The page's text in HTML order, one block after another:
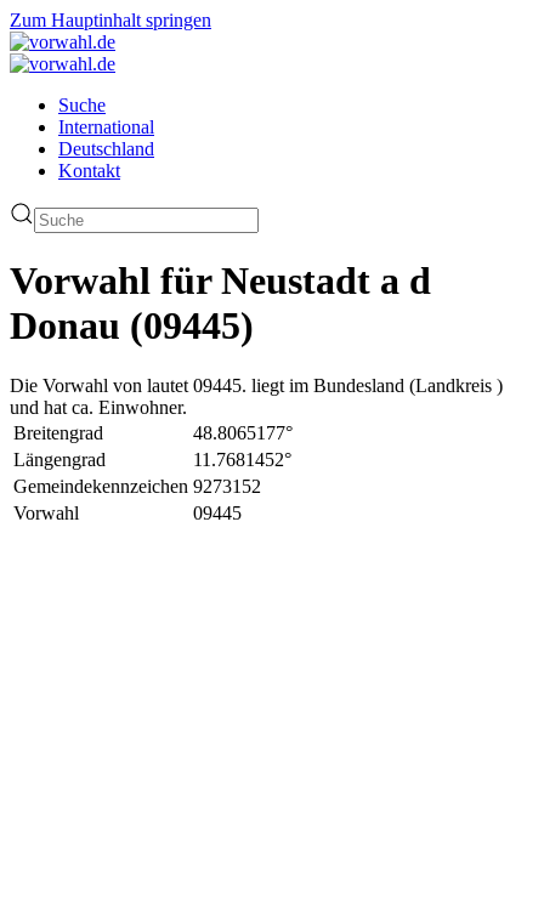
Zum Hauptinhalt springen
Suche
International
Deutschland
Kontakt
Vorwahl für Neustadt a d
Donau (09445)
Die Vorwahl von lautet 09445. liegt im Bundesland (Landkreis )
und hat ca. Einwohner.
Breitengrad
48.8065177°
Längengrad
11.7681452°
Gemeindekennzeichen 9273152
Vorwahl
09445